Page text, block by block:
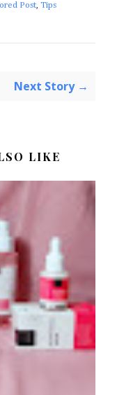
Post, Tips
Next Story →
LIKE